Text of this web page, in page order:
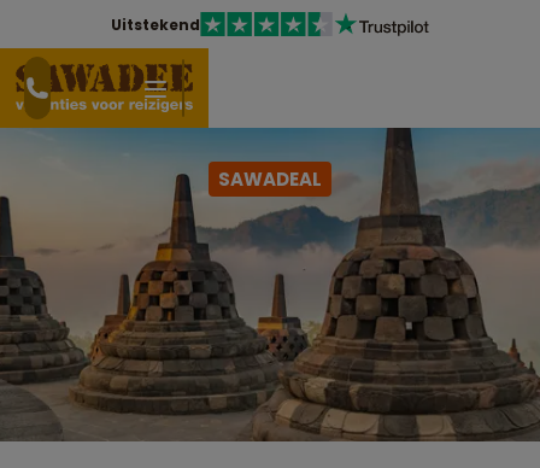
Uitstekend
SAWADEAL